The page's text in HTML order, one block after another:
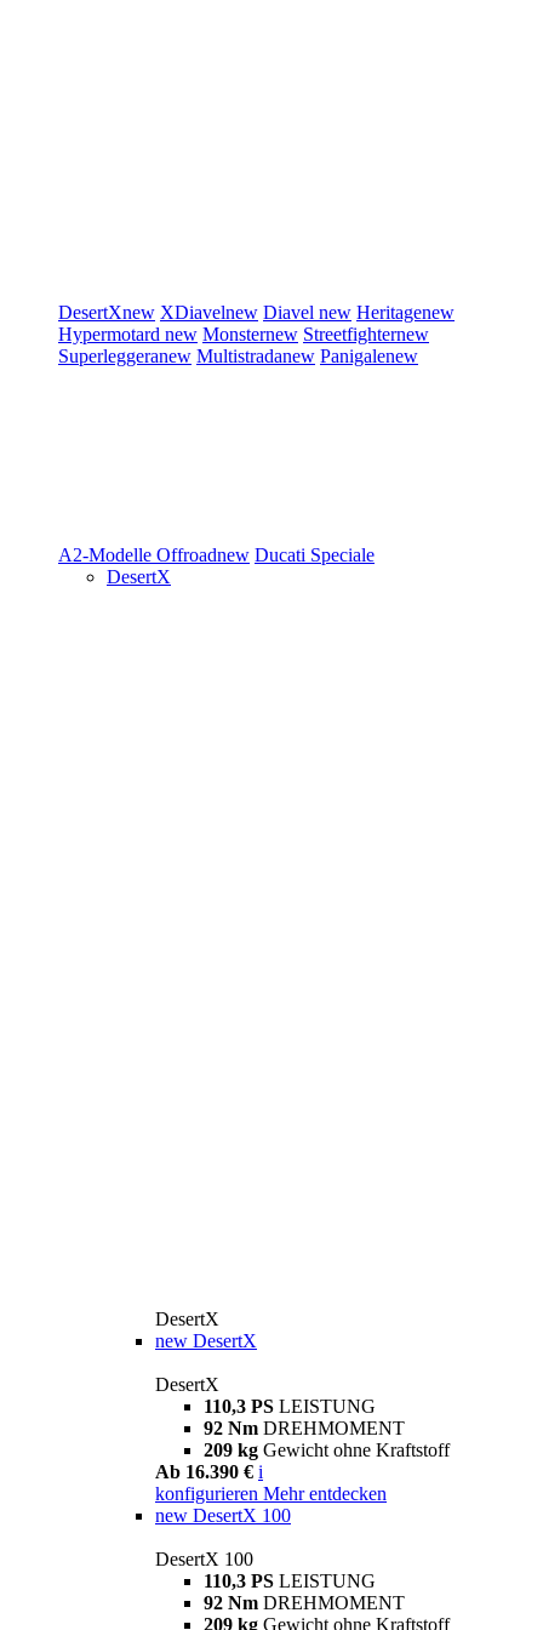
DesertXnew XDiavelnew Diavel new Heritagenew
Hypermotard new Monsternew Streetfighternew
Superleggeranew Multistradanew Panigalenew
A2-Modelle Offroadnew Ducati Speciale
DesertX
DesertX
new DesertX
DesertX
110,3 PS LEISTUNG
92 Nm DREHMOMENT
209 kg Gewicht ohne Kraftstoff
Ab 16.390 € i
konfigurieren Mehr entdecken
new DesertX 100
DesertX 100
110,3 PS LEISTUNG
92 Nm DREHMOMENT
209 kg Gewicht ohne Kraftstoff